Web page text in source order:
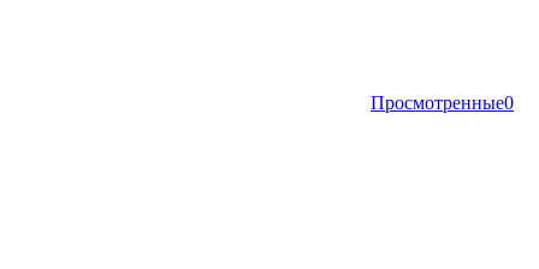
Просмотренные0